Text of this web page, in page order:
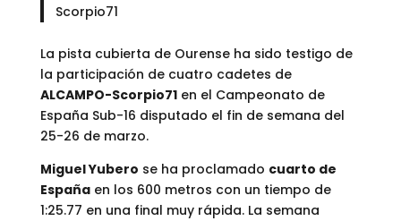
Scorpio71
La pista cubierta de Ourense ha sido testigo de
la participación de cuatro cadetes de
ALCAMPO-Scorpio71en el Campeonato de
España Sub-16 disputado el fin de semana del
25-26 de marzo.
Miguel Yubero se ha proclamado cuarto de
Españaen los 600 metros con un tiempo de
1:25.77 en una final muy rápida. La semana